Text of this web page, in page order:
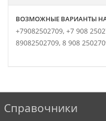
ВОЗМОЖНЫЕ ВАРИАНТЫ
+79082502709, +7 908
89082502709, 8 908
Справочники